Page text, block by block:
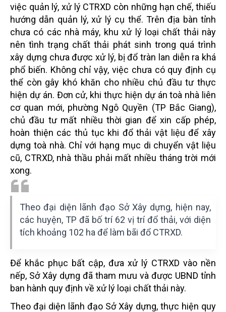
việc quản lý, xử lý CTRXD còn những hạn chế, thiếu
hướng dẫn quản lý, xử lý cụ thể. Trên địa bàn tỉnh
chưa có các nhà máy, khu xử lý loại chất thải này
nên tình trạng chất thải phát sinh trong quá trình
xây dựng chưa được xử lý, bị đổ tràn lan diễn ra khá
phổ biến. Không chỉ vậy, việc chưa có quy định cụ
thể còn gây khó khăn cho nhiều chủ đầu tư thực
hiện dự án. Đơn cử, khi thực hiện dự án toà nhà liên
cơ quan mới, phường Ngô Quyền (TP Bắc Giang),
chủ đầu tư mất nhiều thời gian để xin cấp phép,
hoàn thiện các thủ tục khi đổ thải vật liệu để xây
dựng toà nhà. Chỉ với hạng mục di chuyển vật liệu
cũ, CTRXD, nhà thầu phải mất nhiều tháng trời mới
xong.
Theo đại diện lãnh đạo Sở Xây dựng, hiện nay,
các huyện, TP đã bố trí 62 vị trí đổ thải, với diện
tích khoảng 102 ha để làm bãi đổ CTRXD.
Để khắc phục bất cập, đưa xử lý CTRXD vào nền
nếp, Sở Xây dựng đã tham mưu và được UBND tỉnh
ban hành quy định về xử lý loại chất thải này.
Theo đại diện lãnh đạo Sở Xây dựng, thực hiện quy